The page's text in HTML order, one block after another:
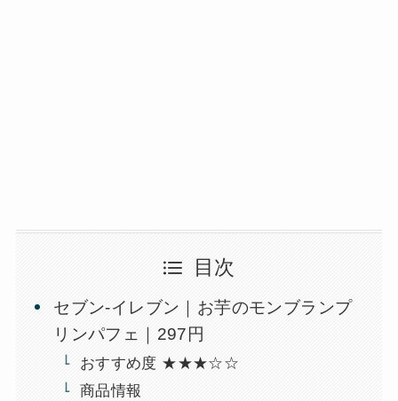
目次
セブン-イレブン｜お芋のモンブランプ
リンパフェ｜297円
おすすめ度 ★★★☆☆
商品情報